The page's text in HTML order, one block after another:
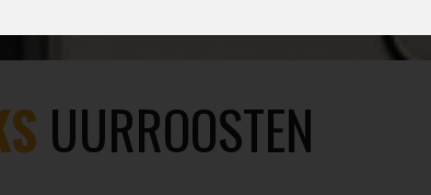
UURROOSTEN